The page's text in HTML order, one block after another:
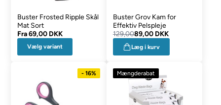
Buster Frosted Ripple Skål
Mat Sort
Fra69,00 DKK
Vælg variant
Buster Grov Kam for
Effektiv Pelspleje
129,0089,00 DKK
Læg i kurv
- 16% Mængderabat